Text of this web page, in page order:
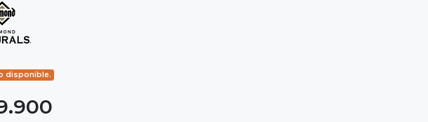
disponible.